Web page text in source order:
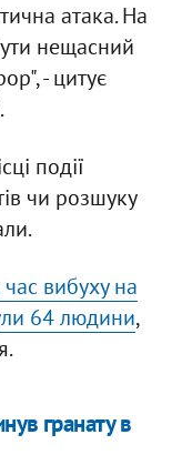
атака. На
нещасний
- цитує
події
чи розшуку
час вибуху на
64 людини,
гранату в